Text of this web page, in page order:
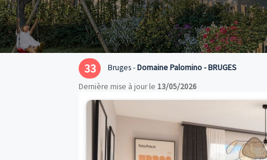
33
Domaine Palomino -
Dernière mise à jour le
13/05/2026